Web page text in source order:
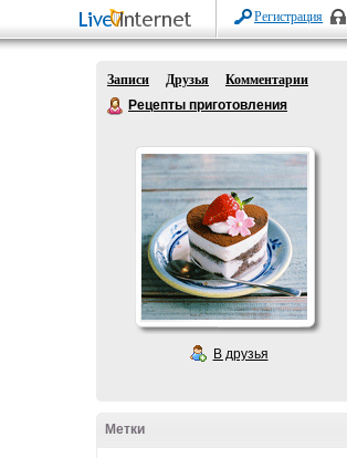
Регистрация
Записи Друзья
Комментарии
Рецепты приготовления
В друзья
Метки